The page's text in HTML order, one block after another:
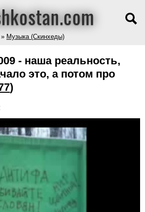
» Музыка (Скинхеды)
- наша реальность,
это, а потом про
)